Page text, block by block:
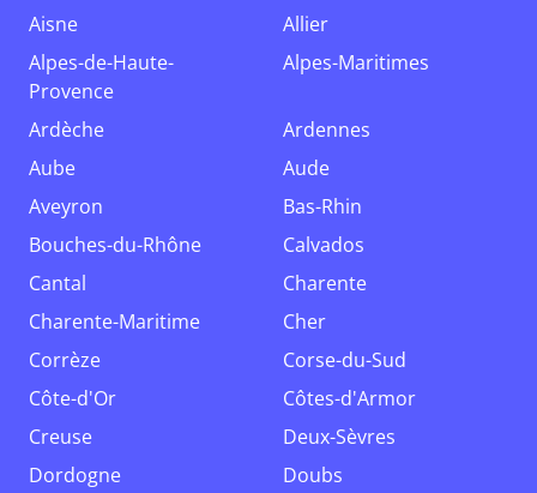
Aisne
Allier
Alpes-de-Haute-
Provence
Alpes-Maritimes
Ardèche
Ardennes
Aube
Aude
Aveyron
Bas-Rhin
Bouches-du-Rhône
Calvados
Cantal
Charente
Charente-Maritime
Cher
Corrèze
Corse-du-Sud
Côte-d'Or
Côtes-d'Armor
Creuse
Deux-Sèvres
Dordogne
Doubs